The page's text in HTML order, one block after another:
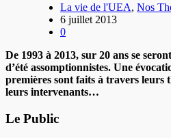
La vie de l'UEA, Nos
6 juillet 2013
0
De 1993 à 2013, sur 20 ans se
d’été assomptionnistes. Une
premières sont faits à travers leurs
leurs intervenants…
Le Public